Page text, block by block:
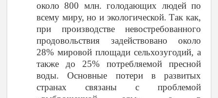
около 800 млн. голодающих людей по
всему миру, но и экологической. Так как,
при производстве невостребованного
продовольствия задействовано около
28% мировой площади сельхозугодий, а
также до 25% потребляемой пресной
воды. Основные потери в развитых
странах связаны с проблемой